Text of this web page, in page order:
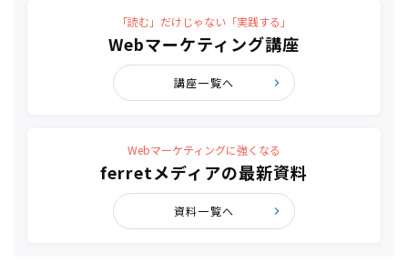
「読む」だけじゃない「実践する」
Webマーケティング講座
講座一覧へ
Webマーケティングに強くなる
ferretメディアの最新資料
資料一覧へ